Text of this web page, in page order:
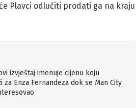
Plavci odlučiti prodati ga na kraju
izvještaj imenuje cijenu koju
za Enza Fernandeza dok se Man City